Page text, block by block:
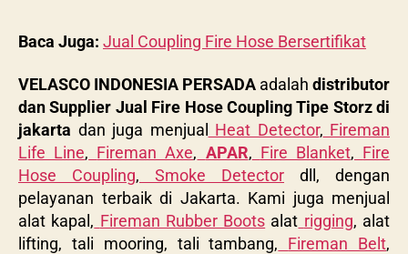
Baca Juga: Jual Coupling Fire Hose Bersertifikat
VELASCO INDONESIA PERSADA adalah distributor
dan Supplier Jual Fire Hose Coupling Tipe Storz di
jakarta dan juga menjual Heat Detector, Fireman
Life Line, Fireman Axe, APAR, Fire Blanket, Fire
Hose Coupling, Smoke Detector dll, dengan
pelayanan terbaik di Jakarta. Kami juga menjual
alat kapal, Fireman Rubber Boots alat rigging, alat
lifting, tali mooring, tali tambang,
Fireman Belt,